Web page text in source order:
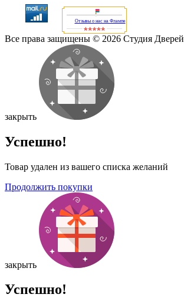
Отзывы о нас на Флампе
Все права защищены © 2026 Студия Дверей
закрыть
Успешно!
Товар удален из вашего списка желаний
Продолжить покупки
закрыть
Успешно!